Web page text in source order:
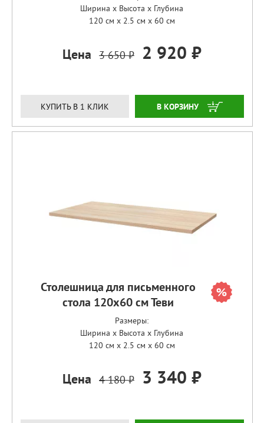
Ширина x Высота x Глубина
120 см x 2.5 см x 60 см
Цена 3 650 ₽ 2 920 ₽
КУПИТЬ В 1 КЛИК ЗАКАЗАТЬ
Столешница для письменного
стола 120х60 см Теви
Размеры:
Ширина x Высота x Глубина
120 см x 2.5 см x 60 см
Цена 4 180 ₽ 3 340 ₽